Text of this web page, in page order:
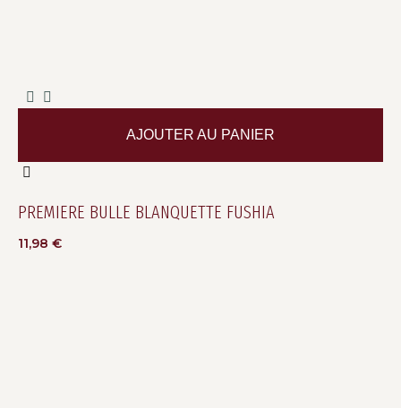
PREMIERE BULLE BLANQUETTE FUSHIA
11,98 €
AJOUTER AU PANIER